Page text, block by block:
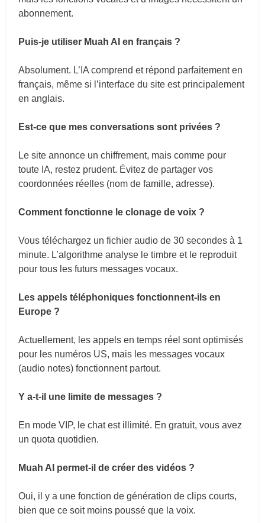
abonnement.
Puis-je utiliser Muah AI en français ?
Absolument. L’IA comprend et répond parfaitement en
français, même si l’interface du site est principalement
en anglais.
Est-ce que mes conversations sont privées ?
Le site annonce un chiffrement, mais comme pour
toute IA, restez prudent. Évitez de partager vos
coordonnées réelles (nom de famille, adresse).
Comment fonctionne le clonage de voix ?
Vous téléchargez un fichier audio de 30 secondes à 1
minute. L’algorithme analyse le timbre et le reproduit
pour tous les futurs messages vocaux.
Les appels téléphoniques fonctionnent-ils en
Europe ?
Actuellement, les appels en temps réel sont optimisés
pour les numéros US, mais les messages vocaux
(audio notes) fonctionnent partout.
Y a-t-il une limite de messages ?
En mode VIP, le chat est illimité. En gratuit, vous avez
un quota quotidien.
Muah AI permet-il de créer des vidéos ?
Oui, il y a une fonction de génération de clips courts,
bien que ce soit moins poussé que la voix.